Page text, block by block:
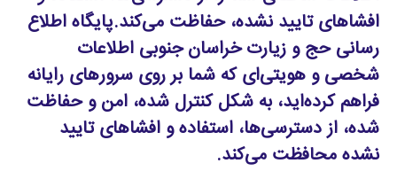
افشاهای تایید نشده، حفاظت می‌کند.پایگاه اطلاع
رسانی حج و زیارت خراسان جنوبی اطلاعات
شخصی و هویتی‌ای که شما بر روی سرورهای رایانه
فراهم کرده‌اید، به شکل کنترل ‌شده، امن و حفاظت
‌شده، از دسترسی‌ها، استفاده و افشاهای تایید
نشده محافظت می‌کند.